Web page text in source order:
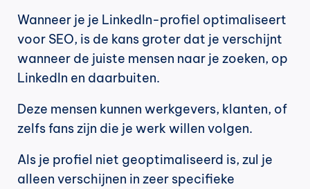
Wanneer je je LinkedIn-profiel optimaliseert
voor SEO, is de kans groter dat je verschijnt
wanneer de juiste mensen naar je zoeken, op
LinkedIn en daarbuiten.
Deze mensen kunnen werkgevers, klanten, of
zelfs fans zijn die je werk willen volgen.
Als je profiel niet geoptimaliseerd is, zul je
alleen verschijnen in zeer specifieke